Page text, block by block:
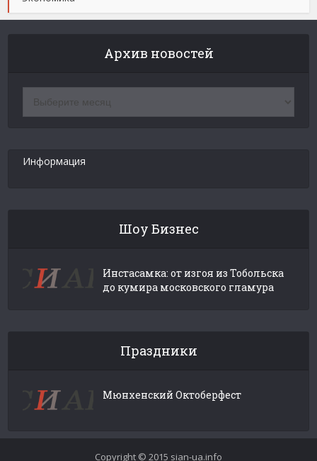
Архив новостей
новостей
Информация
Шоу Бизнес
Инстасамка: от изгоя из Тобольска
до кумира московского гламура
Праздники
Мюнхенский Октоберфест
Copyright © 2015 sian-ua.info